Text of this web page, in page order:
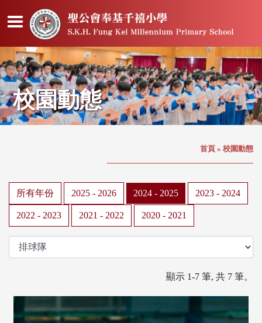
校園動態
首頁 » 校園動態
所有年份 2025 - 2026 2024 - 2025 2023 - 2024
2022 - 2023 2021 - 2022 2020 - 2021
顯示 1-7 筆, 共 7 筆。